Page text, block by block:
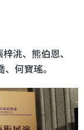
洮、熊伯恩、
何寶瑤。